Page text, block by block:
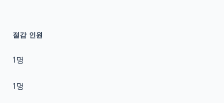
절감 인원
1명
1명